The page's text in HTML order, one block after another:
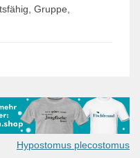
Gruppe,
Hypostomus plecostomus